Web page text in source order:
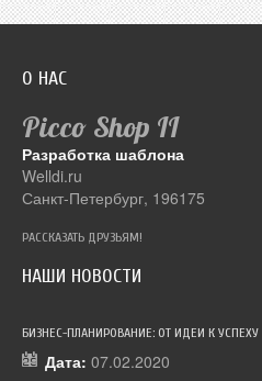
О НАС
Picco Shop II
Разработка шаблона
Welldi.ru
Санкт-Петербург, 196175
РАССКАЗАТЬ ДРУЗЬЯМ!
НАШИ НОВОСТИ
БИЗНЕС-ПЛАНИРОВАНИЕ: ОТ ИДЕИ К УСПЕХУ
Дата: 07.02.2020